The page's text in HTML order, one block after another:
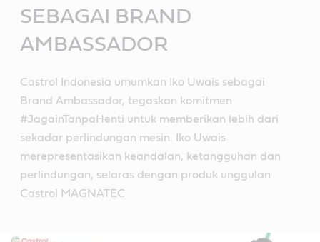
SEBAGAI BRAND
AMBASSADOR
Castrol Indonesia umumkan Iko Uwais sebagai
Brand Ambassador, tegaskan komitmen
#JagainTanpaHenti untuk memberikan lebih dari
sekadar perlindungan mesin. Iko Uwais
merepresentasikan keandalan, ketangguhan dan
perlindungan, selaras dengan produk unggulan
Castrol MAGNATEC